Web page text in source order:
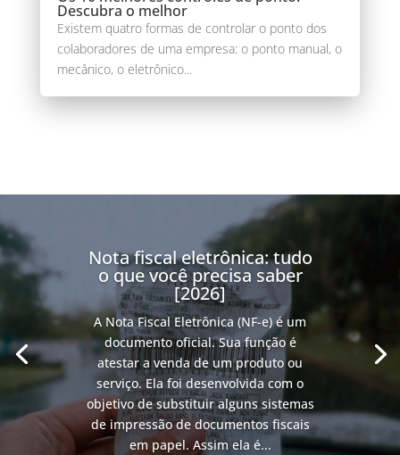
Descubra o melhor
Existem quatro formas de controlar o ponto dos
colaboradores de uma empresa: o ponto manual, o
mecânico, o eletrônico...
Nota fiscal eletrônica: tudo
o que você precisa saber
[2026]
A Nota Fiscal Eletrônica (NF-e) é um
documento oficial. Sua função é
atestar a venda de um produto ou
serviço. Ela foi desenvolvida com o
objetivo de substituir alguns sistemas
de impressão de documentos fiscais
em papel. Assim ela é...